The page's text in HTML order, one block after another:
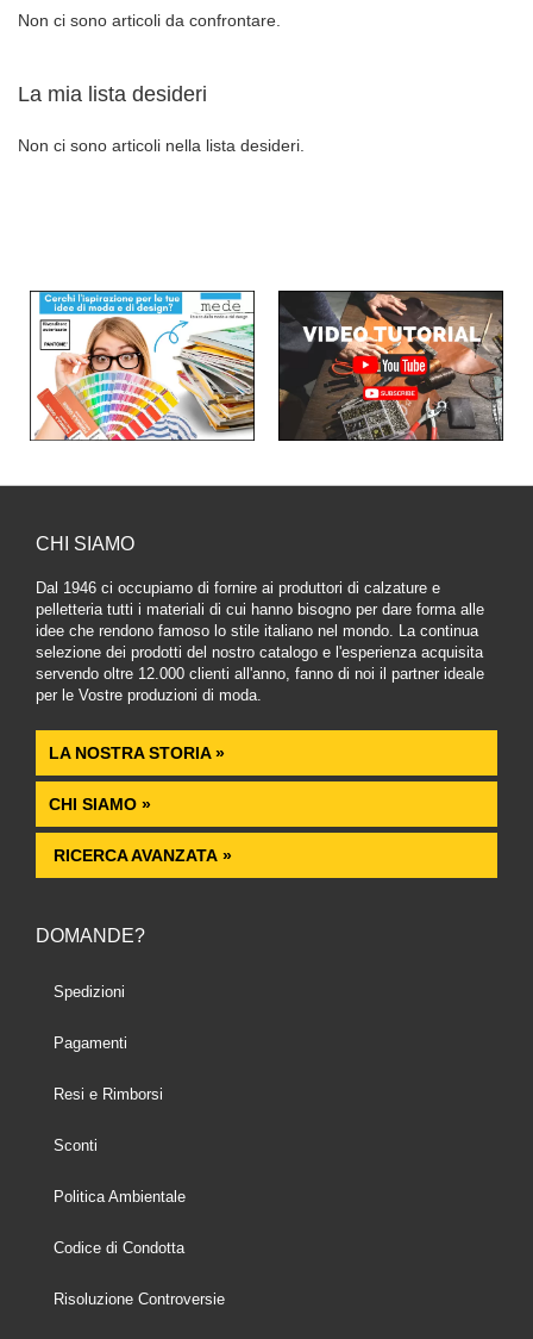
Non ci sono articoli da confrontare.
La mia lista desideri
Non ci sono articoli nella lista desideri.
CHI SIAMO
Dal 1946 ci occupiamo di fornire ai produttori di calzature e
pelletteria tutti i materiali di cui hanno bisogno per dare forma alle
idee che rendono famoso lo stile italiano nel mondo. La continua
selezione dei prodotti del nostro catalogo e l'esperienza acquisita
servendo oltre 12.000 clienti all'anno, fanno di noi il partner ideale
per le Vostre produzioni di moda.
LA NOSTRA STORIA »
CHI SIAMO »
RICERCA AVANZATA »
DOMANDE?
Spedizioni
Pagamenti
Resi e Rimborsi
Sconti
Politica Ambientale
Codice di Condotta
Risoluzione Controversie